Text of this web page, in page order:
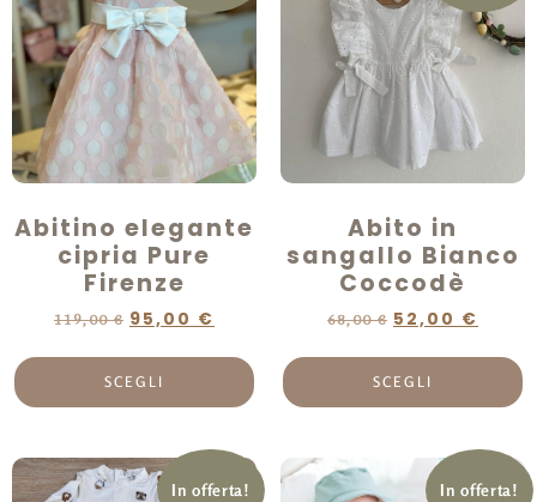
Abitino elegante
cipria Pure
Firenze
119,00€ 95,00 €
SCEGLI
Abito in
sangallo Bianco
Coccodè
68,00€ 52,00 €
SCEGLI
In offerta! In offerta!